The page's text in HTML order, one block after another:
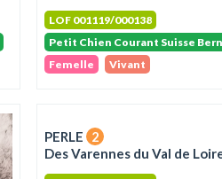
LOF 001119/000138
Petit Chien Courant Suisse
Femelle
Vivant
PERLE
2
Des Varennes du Val de